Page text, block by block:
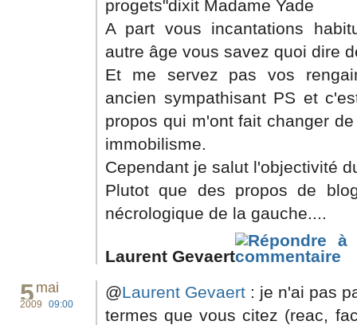
progets"dixit Madame Yade
A part vous incantations
autre âge vous savez quoi dire
Et me servez pas vos
ancien sympathisant PS et
propos qui m'ont fait changer
immobilisme.
Cependant je salut l'objectivité
Plutot que des propos de
nécrologique de la gauche....
Laurent Gevaert
5mai
2009 09:00
@Laurent Gevaert : je n'ai pas
termes que vous citez (reac,